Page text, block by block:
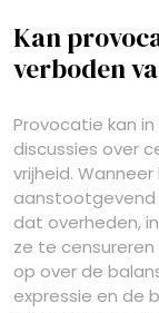
Kan
verboden
Provocatie kan
discussies over
vrijheid.
aanstootgevend
dat overheden,
ze te
op over de
expressie en de